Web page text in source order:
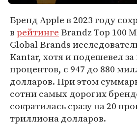
Бренд Apple в 2023 году
врейтинге Brandz Top 100
Global Brands
Kantar, хотя и подешевел за
процентов, с 947 до 880
долларов. При этом
сотни самых дорогих
сократилась сразу на 20
триллиона долларов.